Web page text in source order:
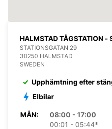
HALMSTAD TÅGSTATION -
STATIONSGATAN 29
30250 HALMSTAD
SWEDEN
Upphämtning efter
Elbilar
MÅN:
08:00 - 17:00
00:01 - 05:44*